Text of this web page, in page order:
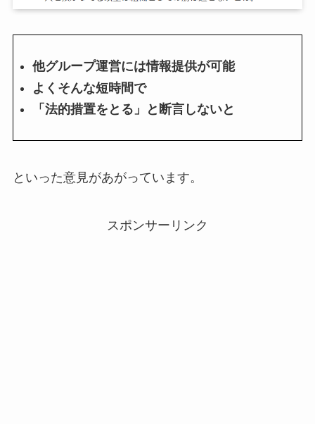
他グループ運営には情報提供が可能
よくそんな短時間で
「法的措置をとる」と断言しないと
といった意見があがっています。
スポンサーリンク